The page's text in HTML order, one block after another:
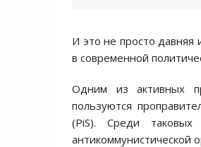
И это не просто давняя
в современной
Одним из активных
пользуются
(PiS). Среди
антикоммунистической